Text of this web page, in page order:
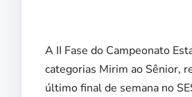
A II Fase do Campeonato
categorias Mirim ao Sênior,
último final de semana no